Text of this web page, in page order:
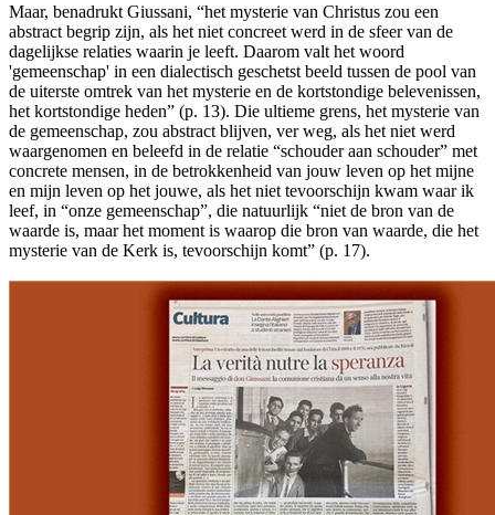
Maar, benadrukt Giussani, “het mysterie van Christus zou een
abstract begrip zijn, als het niet concreet werd in de sfeer van de
dagelijkse relaties waarin je leeft. Daarom valt het woord
'gemeenschap' in een dialectisch geschetst beeld tussen de pool van
de uiterste omtrek van het mysterie en de kortstondige belevenissen,
het kortstondige heden” (p. 13). Die ultieme grens, het mysterie van
de gemeenschap, zou abstract blijven, ver weg, als het niet werd
waargenomen en beleefd in de relatie “schouder aan schouder” met
concrete mensen, in de betrokkenheid van jouw leven op het mijne
en mijn leven op het jouwe, als het niet tevoorschijn kwam waar ik
leef, in “onze gemeenschap”, die natuurlijk “niet de bron van de
waarde is, maar het moment is waarop die bron van waarde, die het
mysterie van de Kerk is, tevoorschijn komt” (p. 17).